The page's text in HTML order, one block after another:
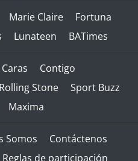
Marie Claire
Fortuna
Lunateen BATimes
Caras
Contigo
Rolling Stone
Sport Buzz
Maxima
Somos
Contáctenos
Reglas de participación